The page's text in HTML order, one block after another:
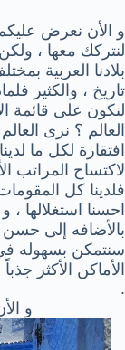
و الأن نعرض
لنتركك معها ،
بلادنا العربية
تاريخ ، والكثير
لنكون على قائمة
العالم ؟ نرى
افتقارة لكل ما
لاكتساح المراتب
فلدينا كل
احسنا استغلالها ،
بالأضافه إلى حسن
سنتمكن بسهوله
الأماكن الأكثر
.
و